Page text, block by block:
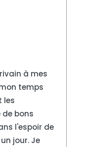
à mes
temps
les
bons
l'espoir de
jour. Je